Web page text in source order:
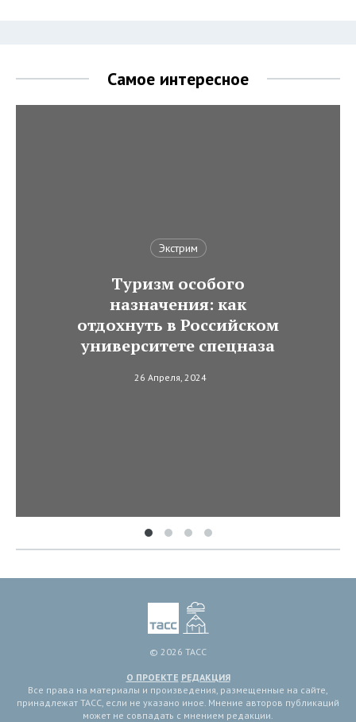
Самое интересное
Экстрим
Туризм особого
назначения: как
отдохнуть в Российском
университете спецназа
26 Апреля, 2024
© 2026 ТАСС
О ПРОЕКТЕ РЕДАКЦИЯ
Все права на материалы и произведения, размещенные на сайте,
принадлежат ТАСС, если не указано иное. Мнение авторов публикаций
может не совпадать с мнением редакции.